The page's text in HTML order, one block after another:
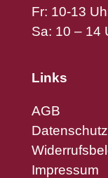
Fr: 10-13
Sa: 10 – 14
Links
AGB
Impressum